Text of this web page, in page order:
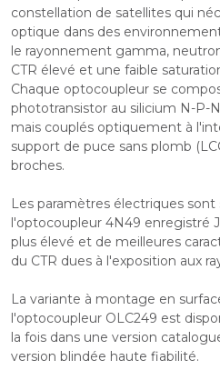
constellation de satellites qui
optique dans des
le rayonnement gamma,
CTR élevé et une faible
Chaque optocoupleur se
phototransistor au silicium N-P-
mais couplés optiquement à
support de puce sans plomb
broches.
Les paramètres électriques sont
l'optocoupleur 4N49 enregistré
plus élevé et de meilleures
du CTR dues à l'exposition aux
La variante à montage en
l'optocoupleur OLC249 est
la fois dans une version
version blindée haute fiabilité.